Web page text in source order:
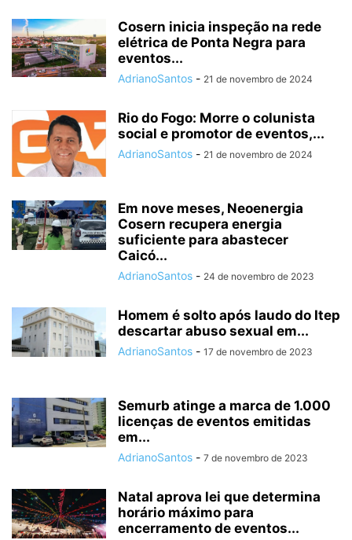
Cosern inicia inspeção na rede
elétrica de Ponta Negra para
eventos...
AdrianoSantos - 21 de novembro de 2024
Rio do Fogo: Morre o colunista
social e promotor de eventos,...
AdrianoSantos - 21 de novembro de 2024
Em nove meses, Neoenergia
Cosern recupera energia
suficiente para abastecer
Caicó...
AdrianoSantos - 24 de novembro de 2023
Homem é solto após laudo do Itep
descartar abuso sexual em...
AdrianoSantos - 17 de novembro de 2023
Semurb atinge a marca de 1.000
licenças de eventos emitidas
em...
AdrianoSantos - 7 de novembro de 2023
Natal aprova lei que determina
horário máximo para
encerramento de eventos...